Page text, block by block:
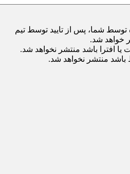
شما، پس از تایید توسط تیم
خواهد شد.
یا افترا باشد منتشر نخواهد شد.
باشد منتشر نخواهد شد.